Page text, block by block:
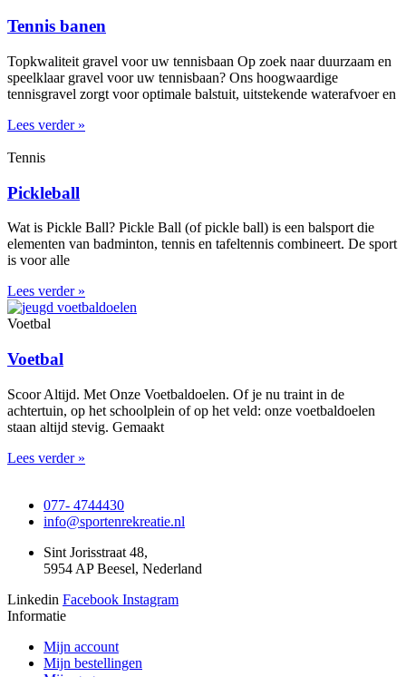
Tennis banen
Topkwaliteit gravel voor uw tennisbaan Op zoek naar duurzaam en
speelklaar gravel voor uw tennisbaan? Ons hoogwaardige
tennisgravel zorgt voor optimale balstuit, uitstekende waterafvoer en
Lees verder »
Tennis
Pickleball
Wat is Pickle Ball? Pickle Ball (of pickle ball) is een balsport die
elementen van badminton, tennis en tafeltennis combineert. De sport
is voor alle
Lees verder »
Voetbal
Voetbal
Scoor Altijd. Met Onze Voetbaldoelen. Of je nu traint in de
achtertuin, op het schoolplein of op het veld: onze voetbaldoelen
staan altijd stevig. Gemaakt
Lees verder »
077- 4744430
info@sportenrekreatie.nl
Sint Jorisstraat 48,
5954 AP Beesel, Nederland
Linkedin Facebook Instagram
Informatie
Mijn account
Mijn bestellingen